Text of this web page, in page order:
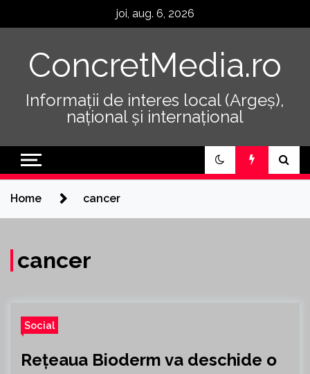
joi, aug. 6, 2026
ConcretMedia.ro
Informații de interes local (Argeș),
național și internațional
Home cancer
cancer
Social
Rețeaua Bioderm va deschide o